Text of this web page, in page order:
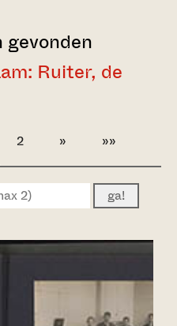
gevonden
Ruiter, de
2 » »»
ga!